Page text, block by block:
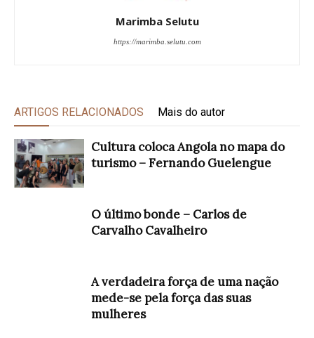
Marimba Selutu
https://marimba.selutu.com
ARTIGOS RELACIONADOS Mais do autor
Cultura coloca Angola no mapa do
turismo – Fernando Guelengue
O último bonde – Carlos de
Carvalho Cavalheiro
A verdadeira força de uma nação
mede-se pela força das suas
mulheres